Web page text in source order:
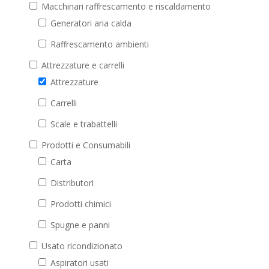
Macchinari raffrescamento e riscaldamento
Generatori aria calda
Raffrescamento ambienti
Attrezzature e carrelli
Attrezzature
Carrelli
Scale e trabattelli
Prodotti e Consumabili
Carta
Distributori
Prodotti chimici
Spugne e panni
Usato ricondizionato
Aspiratori usati